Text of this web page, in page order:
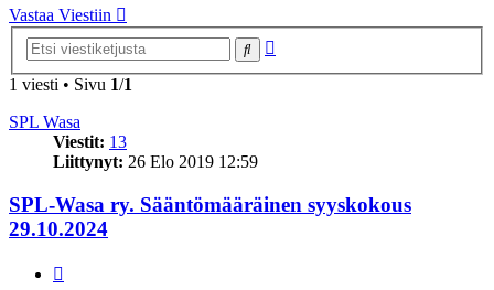
Vastaa Viestiin
Etsi
1 viesti • Sivu 1/1
SPL Wasa
Viestit: 13
Liittynyt: 26 Elo 2019 12:59
SPL-Wasa ry. Sääntömääräinen syyskokous
29.10.2024